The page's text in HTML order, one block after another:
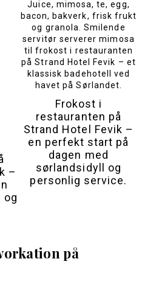
–
og
Frokost i
restauranten på
Strand Hotel Fevik –
en perfekt start på
dagen med
sørlandsidyll og
personlig service.
på